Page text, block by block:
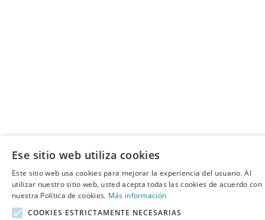
Ese sitio web utiliza cookies
Este sitio web usa cookies para mejorar la experiencia del usuario. Al
utilizar nuestro sitio web, usted acepta todas las cookies de acuerdo con
nuestra Política de cookies. Más información
COOKIES ESTRICTAMENTE NECESARIAS